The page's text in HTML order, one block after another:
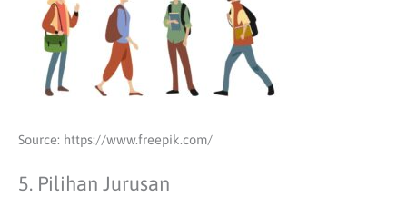
Source: https://www.freepik.com/
5. Pilihan Jurusan